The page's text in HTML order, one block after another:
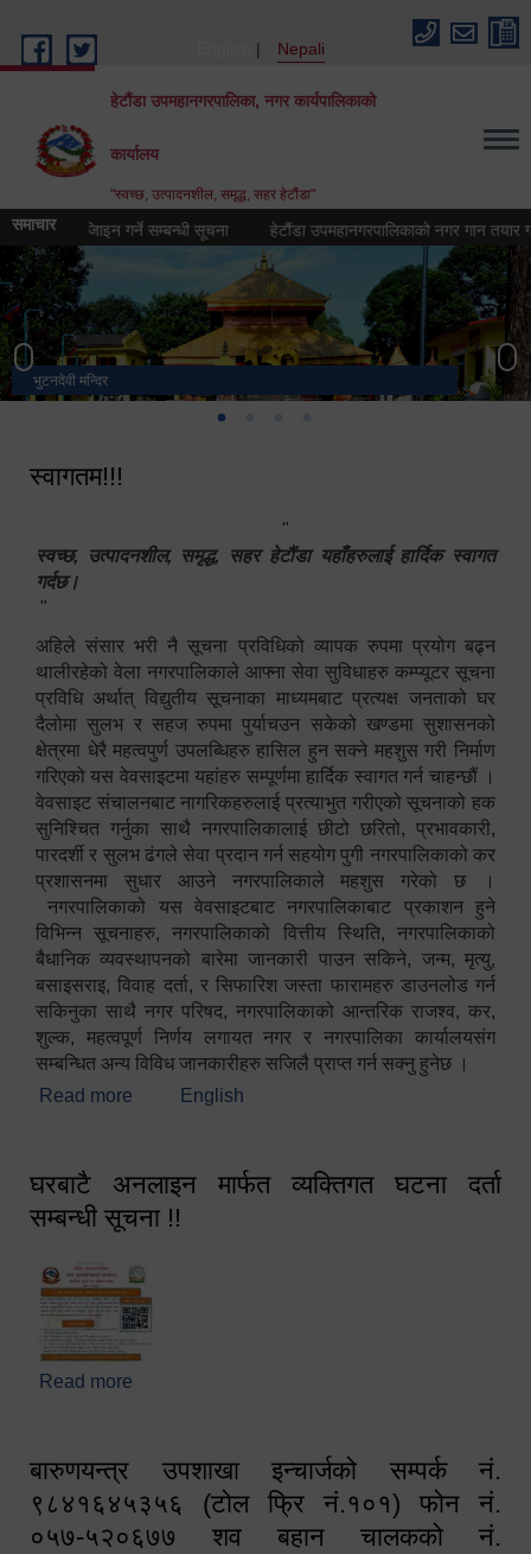
Nepali
हेटौंडा उपमहानगरपालिका, नगर कार्यपालिकाको
कार्यालय
"स्वच्छ, उत्पादनशील, समृद्ध, सहर हेटौंडा"
समाचारडिजिाइन गर्ने सम्बन्धी सूचना हेटौंडा उपमहानगरपालिकाको नगर गान तयार गर्ने
भुटनदेवी मन्दिर
स्मारक
हेटौंडा उपमहानगरपालिका नगर कार्यपालिकाको कार्यालय
मनकामना डाँडाबाट देखिएको दृश्य
स्वागतम!!!
"
स्वच्छ, उत्पादनशील, समृद्ध, सहर हेटौंडा यहाँहरुलाई हार्दिक स्वागत
गर्दछ।
"
अहिले संसार भरी नै सूचना प्रविधिको व्यापक रुपमा प्रयोग बढ्न
थालीरहेको वेला नगरपालिकाले आफ्ना सेवा सुविधाहरु कम्प्यूटर सूचना
प्रविधि अर्थात् विद्युतीय सूचनाका माध्यमबाट प्रत्यक्ष जनताको घर
दैलोमा सुलभ र सहज रुपमा पुर्याचउन सकेको खण्डमा सुशासनको
क्षेत्रमा धेरै महत्वपुर्ण उपलब्धिहरु हासिल हुन सक्ने महशुस गरी निर्माण
गरिएको यस वेवसाइटमा यहांहरु सम्पूर्णमा हार्दिक स्वागत गर्न चाहन्छौं ।
वेवसाइट संचालनबाट नागरिकहरुलाई प्रत्याभुत गरीएको सूचनाको हक
सुनिश्चित गर्नुका साथै नगरपालिकालाई छीटो छरितो, प्रभावकारी,
पारदर्शी र सुलभ ढंगले सेवा प्रदान गर्न सहयोग पुगी नगरपालिकाको कर
प्रशासनमा सुधार आउने नगरपालिकाले महशुस गरेको छ ।
नगरपालिकाको यस वेवसाइटबाट नगरपालिकाबाट प्रकाशन हुने
विभिन्न सूचनाहरु, नगरपालिकाको वित्तीय स्थिति, नगरपालिकाको
बैधानिक व्यवस्थापनको बारेमा जानकारी पाउन सकिने, जन्म, मृत्यु,
बसाइसराइ, विवाह दर्ता, र सिफारिश जस्ता फारामहरु डाउनलोड गर्न
सकिनुका साथै नगर परिषद, नगरपालिकाको आन्तरिक राजश्व, कर,
शुल्क, महत्वपूर्ण निर्णय लगायत नगर र नगरपालिका कार्यालयसंग
सम्बन्धित अन्य विविध जानकारीहरु सजिलै प्राप्त गर्न सक्नु हुनेछ ।
Read more about स्वागतम!!!
English
घरबाटै अनलाइन मार्फत व्यक्तिगत घटना दर्ता
सम्बन्धी सूचना !!
Read more
बारुणयन्त्र उपशाखा इन्चार्जको सम्पर्क नं.
९८४१६४५३५६ (टोल फ्रि नं.१०१) फोन नं.
०५७-५२०६७७ शव बहान चालकको नं.